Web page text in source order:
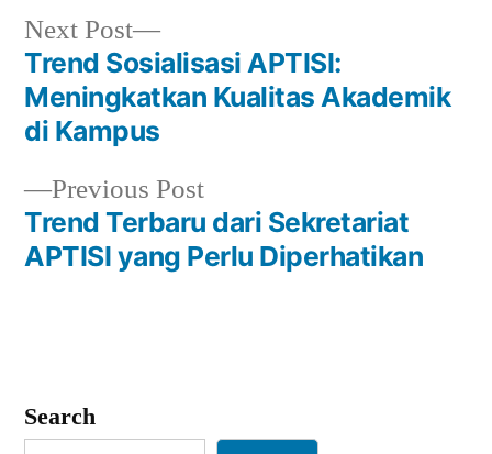
Post
navigation
Previous PostPrevious
post:
Trend Terbaru dari Sekretariat
APTISI yang Perlu Diperhatikan
Next Post
Next
post:
Trend Sosialisasi APTISI:
Meningkatkan Kualitas Akademik
di Kampus
Search